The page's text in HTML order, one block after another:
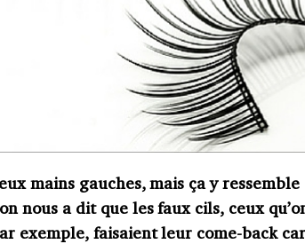
mains gauches, mais ça y
nous a dit que les faux cils, ceux
exemple, faisaient leur come-back